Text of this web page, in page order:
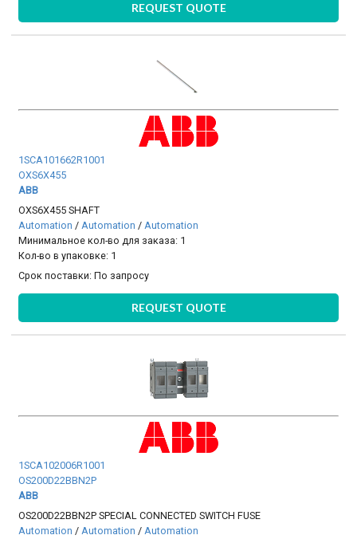
REQUEST QUOTE
1SCA101662R1001
OXS6X455
ABB
OXS6X455 SHAFT
Automation / Automation / Automation
Минимальное кол-во для заказа: 1
Кол-во в упаковке: 1
Срок поставки:По запросу
REQUEST QUOTE
1SCA102006R1001
OS200D22BBN2P
ABB
OS200D22BBN2P SPECIAL CONNECTED SWITCH FUSE
Automation /Automation /Automation